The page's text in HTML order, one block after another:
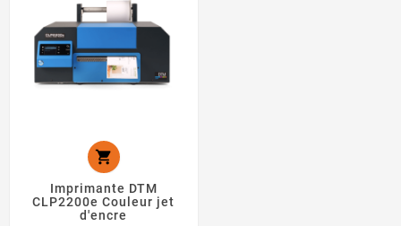

Imprimante DTM
CLP2200e Couleur jet
d'encre